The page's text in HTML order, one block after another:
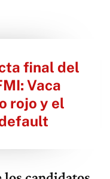
final del
Vaca
rojo y el